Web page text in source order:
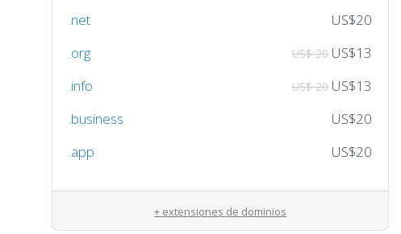
.net
US$20
.org
US$ 20 US$13
.info
US$ 20 US$13
.business
US$20
.app
US$20
+ extensiones de dominios